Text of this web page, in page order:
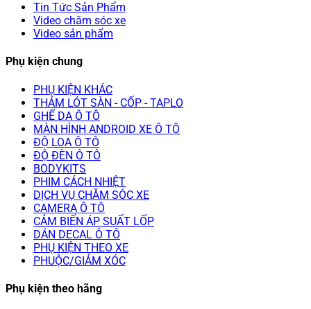
Tin Tức Sản Phẩm
Video chăm sóc xe
Video sản phẩm
Phụ kiện chung
PHỤ KIỆN KHÁC
THẢM LÓT SÀN - CỐP - TAPLO
GHẾ DA Ô TÔ
MÀN HÌNH ANDROID XE Ô TÔ
ĐỘ LOA Ô TÔ
ĐỘ ĐÈN Ô TÔ
BODYKITS
PHIM CÁCH NHIỆT
DỊCH VỤ CHĂM SÓC XE
CAMERA Ô TÔ
CẢM BIẾN ÁP SUẤT LỐP
DÁN DECAL Ô TÔ
PHỤ KIỆN THEO XE
PHUỘC/GIẢM XÓC
Phụ kiện theo hãng